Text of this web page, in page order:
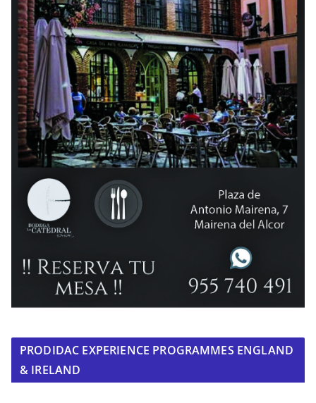
PRODIDAC EXPERIENCE PROGRAMMES ENGLAND
& IRELAND